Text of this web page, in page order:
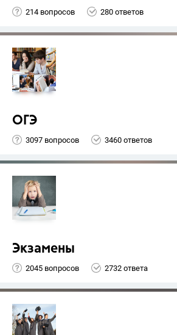
214 вопросов 280 ответов
ОГЭ
3097 вопросов 3460 ответов
Экзамены
2045 вопросов 2732 ответа